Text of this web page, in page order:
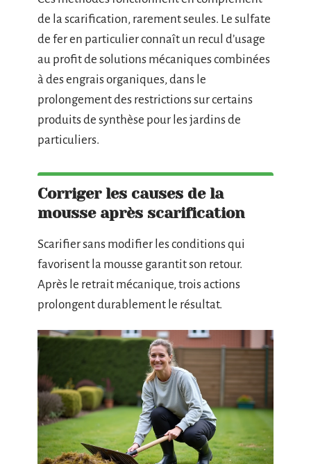
de la scarification, rarement seules. Le sulfate
de fer en particulier connaît un recul d’usage
au profit de solutions mécaniques combinées
à des engrais organiques, dans le
prolongement des restrictions sur certains
produits de synthèse pour les jardins de
particuliers.
Corriger les causes de la
mousse après scarification
Scarifier sans modifier les conditions qui
favorisent la mousse garantit son retour.
Après le retrait mécanique, trois actions
prolongent durablement le résultat.